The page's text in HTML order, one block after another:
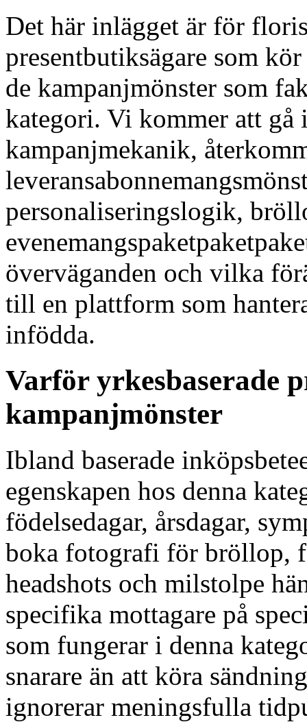
Det här inlägget är för
presentbutiksägare som
de kampanjmönster som
kategori. Vi kommer att gå
kampanjmekanik,
personaliseringslogik,
överväganden och vilka
till en plattform som
infödda.
Varför yrkesbaserade
kampanjmönster
Ibland baserade
egenskapen hos denna
födelsedagar, årsdagar,
boka fotografi för bröllop,
headshots och milstolpe
specifika mottagare på
som fungerar i denna
snarare än att köra
ignorerar meningsfulla